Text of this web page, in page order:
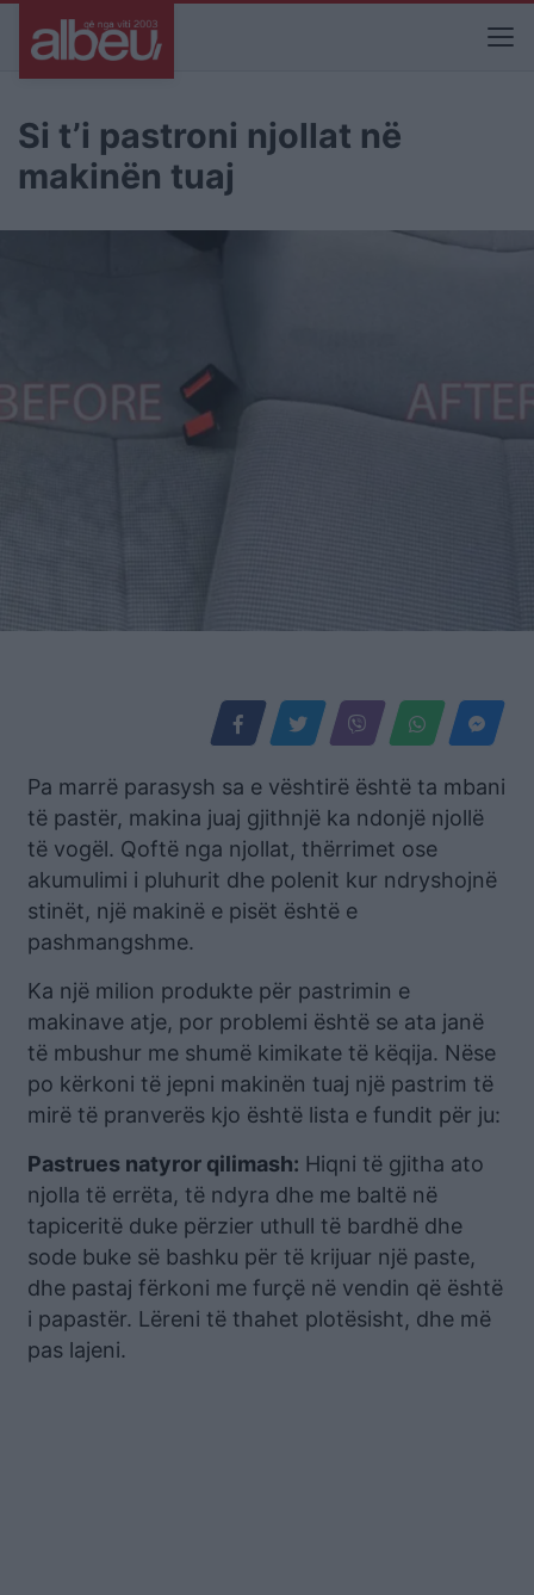
Si t’i pastroni njollat në
makinën tuaj
Pa marrë parasysh sa e vështirë është ta mbani
të pastër, makina juaj gjithnjë ka ndonjë njollë
të vogël. Qoftë nga njollat, thërrimet ose
akumulimi i pluhurit dhe polenit kur ndryshojnë
stinët, një makinë e pisët është e
pashmangshme.
Ka një milion produkte për pastrimin e
makinave atje, por problemi është se ata janë
të mbushur me shumë kimikate të këqija. Nëse
po kërkoni të jepni makinën tuaj një pastrim të
mirë të pranverës kjo është lista e fundit për ju:
Pastrues natyror qilimash: Hiqni të gjitha ato
njolla të errëta, të ndyra dhe me baltë në
tapiceritë duke përzier uthull të bardhë dhe
sode buke së bashku për të krijuar një paste,
dhe pastaj fërkoni me furçë në vendin që është
i papastër. Lëreni të thahet plotësisht, dhe më
pas lajeni.